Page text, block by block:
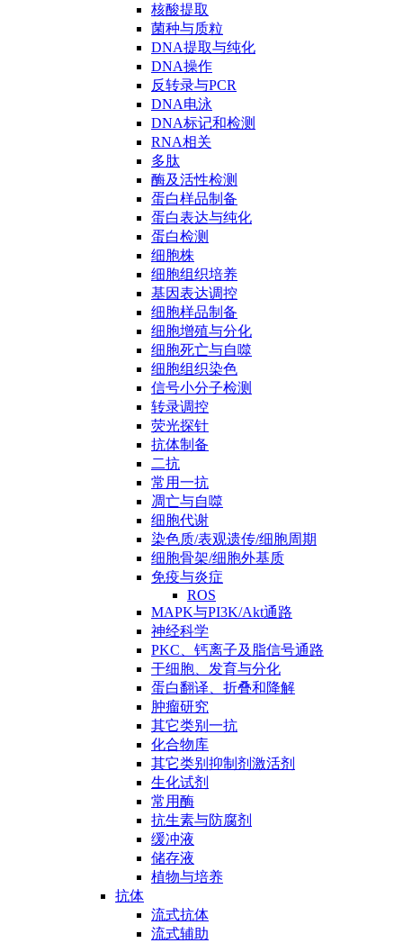
核酸提取
菌种与质粒
DNA提取与纯化
DNA操作
反转录与PCR
DNA电泳
DNA标记和检测
RNA相关
多肽
酶及活性检测
蛋白样品制备
蛋白表达与纯化
蛋白检测
细胞株
细胞组织培养
基因表达调控
细胞样品制备
细胞增殖与分化
细胞死亡与自噬
细胞组织染色
信号小分子检测
转录调控
荧光探针
抗体制备
二抗
常用一抗
凋亡与自噬
细胞代谢
染色质/表观遗传/细胞周期
细胞骨架/细胞外基质
免疫与炎症
ROS
MAPK与PI3K/Akt通路
神经科学
PKC、钙离子及脂信号通路
干细胞、发育与分化
蛋白翻译、折叠和降解
肿瘤研究
其它类别一抗
化合物库
其它类别抑制剂激活剂
生化试剂
常用酶
抗生素与防腐剂
缓冲液
储存液
植物与培养
抗体
流式抗体
流式辅助